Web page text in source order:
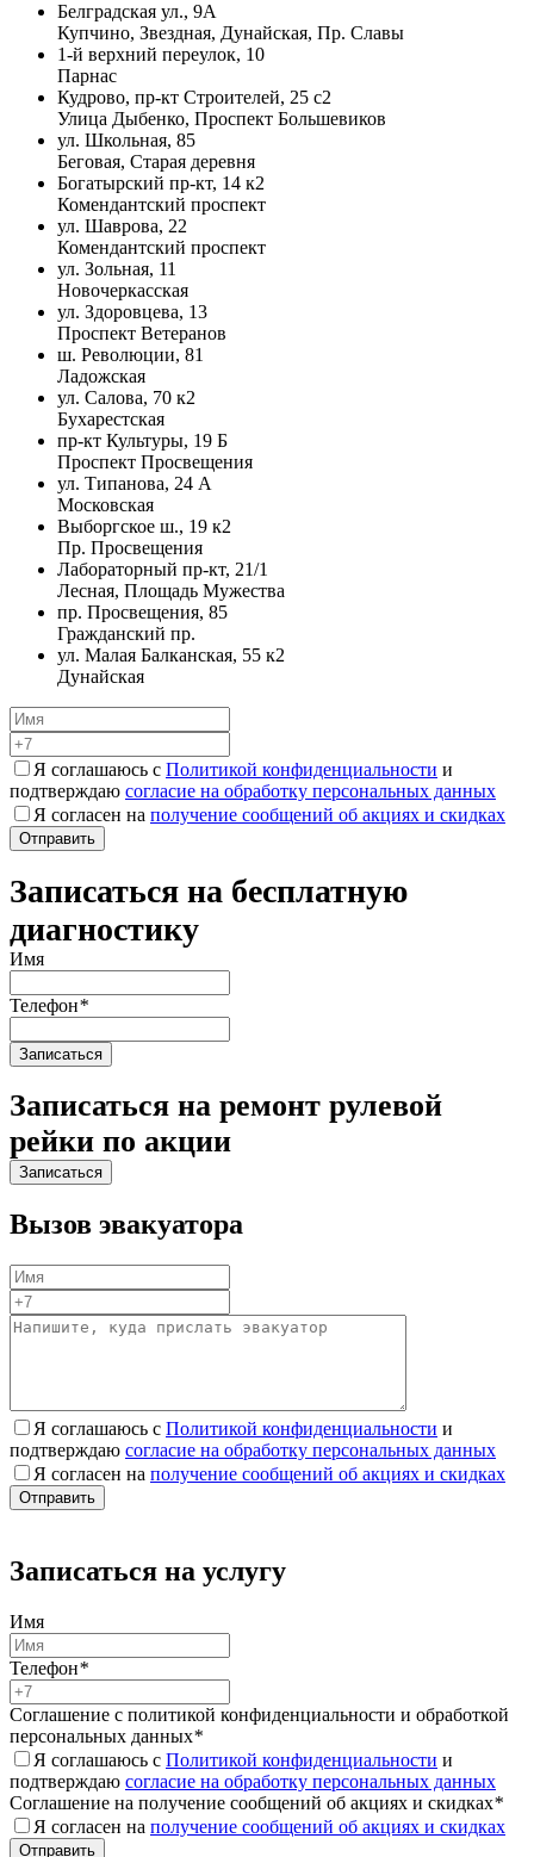
Белградская ул., 9А
Купчино, Звездная, Дунайская, Пр. Славы
1-й верхний переулок, 10
Парнас
Кудрово, пр-кт Строителей, 25 с2
Улица Дыбенко, Проспект Большевиков
ул. Школьная, 85
Беговая, Старая деревня
Богатырский пр-кт, 14 к2
Комендантский проспект
ул. Шаврова, 22
Комендантский проспект
ул. Зольная, 11
Новочеркасская
ул. Здоровцева, 13
Проспект Ветеранов
ш. Революции, 81
Ладожская
ул. Салова, 70 к2
Бухарестская
пр-кт Культуры, 19 Б
Проспект Просвещения
ул. Типанова, 24 А
Московская
Выборгское ш., 19 к2
Пр. Просвещения
Лабораторный пр-кт, 21/1
Лесная, Площадь Мужества
пр. Просвещения, 85
Гражданский пр.
ул. Малая Балканская, 55 к2
Дунайская
Я соглашаюсь с Политикой конфиденциальности и
подтверждаю согласие на обработку персональных данных
Я согласен на получение сообщений об акциях и скидках
Записаться на бесплатную
диагностику
Имя
Телефон*
Записаться на ремонт рулевой
рейки по акции
Вызов эвакуатора
Я соглашаюсь с Политикой конфиденциальности и
подтверждаю согласие на обработку персональных данных
Я согласен на получение сообщений об акциях и скидках
Записаться на услугу
Имя
Телефон*
Соглашение с политикой конфиденциальности и обработкой
персональных данных*
Я соглашаюсь с Политикой конфиденциальности и
подтверждаю согласие на обработку персональных данных
Соглашение на получение сообщений об акциях и скидках*
Я согласен на получение сообщений об акциях и скидках